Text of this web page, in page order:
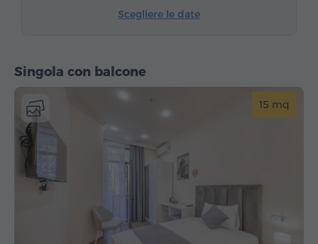
Scegliere le date
Singola con balcone
15 mq